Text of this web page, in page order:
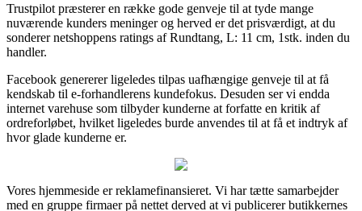
Trustpilot præsterer en række gode genveje til at tyde mange
nuværende kunders meninger og herved er det prisværdigt, at du
sonderer netshoppens ratings af Rundtang, L: 11 cm, 1stk. inden du
handler.
Facebook genererer ligeledes tilpas uafhængige genveje til at få
kendskab til e-forhandlerens kundefokus. Desuden ser vi endda
internet varehuse som tilbyder kunderne at forfatte en kritik af
ordreforløbet, hvilket ligeledes burde anvendes til at få et indtryk af
hvor glade kunderne er.
Vores hjemmeside er reklamefinansieret. Vi har tætte samarbejder
med en gruppe firmaer på nettet derved at vi publicerer butikkernes